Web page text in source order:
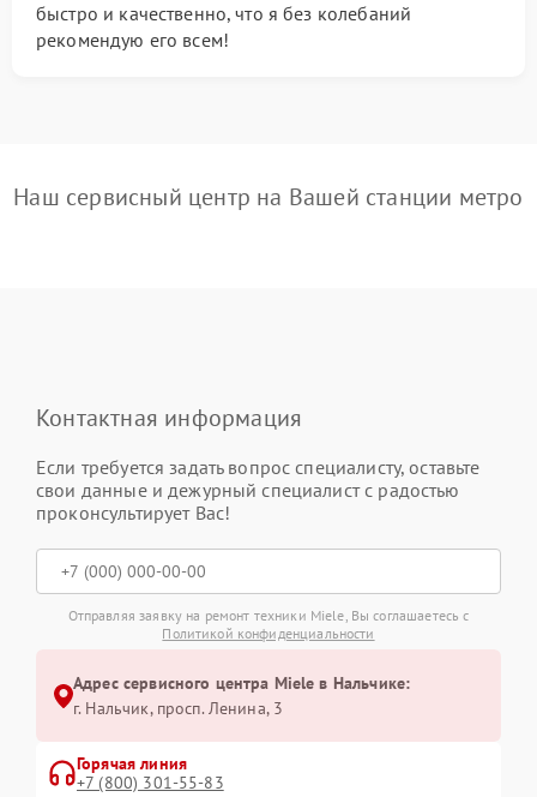
быстро и качественно, что я без колебаний
рекомендую его всем!
Наш сервисный центр на Вашей станции метро
Контактная информация
Если требуется задать вопрос специалисту, оставьте
свои данные и дежурный специалист с радостью
проконсультирует Вас!
Отправляя заявку на ремонт техники Miele, Вы соглашаетесь с
Политикой конфиденциальности
Адрес сервисного центра Miele в Нальчике:
г. Нальчик, просп. Ленина, 3
Горячая линия
+7 (800) 301-55-83